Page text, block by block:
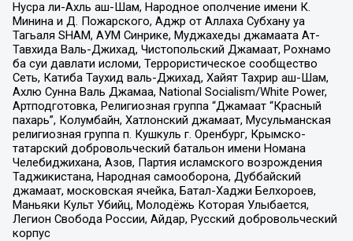
Нусра ли-Ахль аш-Шам, Народное ополчение имени К.
Минина и Д. Пожарского, Аджр от Аллаха Субхану уа
Тагьаля SHAM, АУМ Синрике, Муджахеды джамаата Ат-
Тавхида Валь-Джихад, Чистопольский Джамаат, Рохнамо
ба суи давлати исломи, Террористическое сообщество
Сеть, Катиба Таухид валь-Джихад, Хайят Тахрир аш-Шам,
Ахлю Сунна Валь Джамаа, National Socialism/White Power,
Артподготовка, Религиозная группа “Джамаат “Красный
пахарь”, Колумбайн, Хатлонский джамаат, Мусульманская
религиозная группа п. Кушкуль г. Оренбург, Крымско-
татарский добровольческий батальон имени Номана
Челебиджихана, Азов, Партия исламского возрождения
Таджикистана, Народная самооборона, Дуббайский
джамаат, московская ячейка, Батал-Хаджи Белхороев,
Маньяки Культ Убийц, Молодёжь Которая Улыбается,
Легион Свобода России, Айдар, Русский добровольческий
корпус